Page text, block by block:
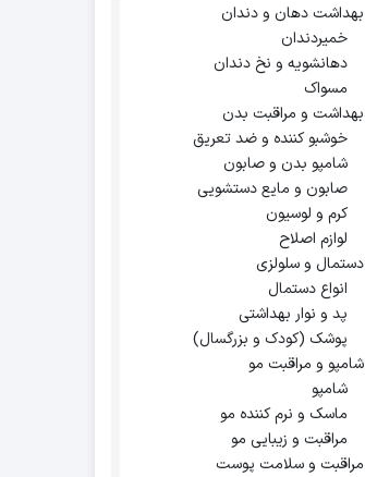
بهداشت دهان و دندان
خمیردندان
دهانشویه و نخ دندان
مسواک
بهداشت و مراقبت بدن
خوشبو کننده و ضد تعریق
شامپو بدن و صابون
صابون و مایع دستشویی
کرم و لوسیون
لوازم اصلاح
دستمال و سلولزی
انواع دستمال
پد و نوار بهداشتی
پوشک (کودک و بزرگسال)
شامپو و مراقبت مو
شامپو
ماسک و نرم کننده مو
مراقبت و زیبایی مو
مراقبت و سلامت پوست